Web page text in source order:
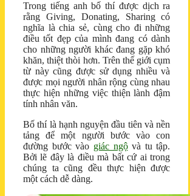
Trong tiếng anh bố thí được dịch ra
rằng Giving, Donating, Sharing có
nghĩa là chia sẻ, cùng cho đi những
điều tốt đẹp của mình đang có dành
cho những người khác đang gặp khó
khăn, thiệt thòi hơn. Trên thế giới cụm
từ này cũng được sử dụng nhiều và
được mọi người nhân rộng cùng nhau
thực hiện những việc thiện lành đậm
tính nhân văn.
Bố thí là hạnh nguyện đầu tiên và nền
tảng để một người bước vào con
đường bước vào giác ngộvà tu tập.
Bởi lẽ đây là điều mà bất cứ ai trong
chúng ta cũng đều thực hiện được
một cách dễ dàng.